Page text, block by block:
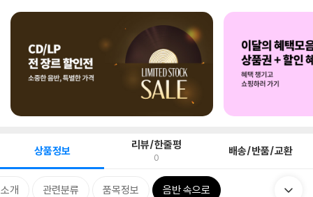
상품정보 리뷰/한줄평
0 배송/반품/교환
개 관련분류 품목정보 음반 속으로